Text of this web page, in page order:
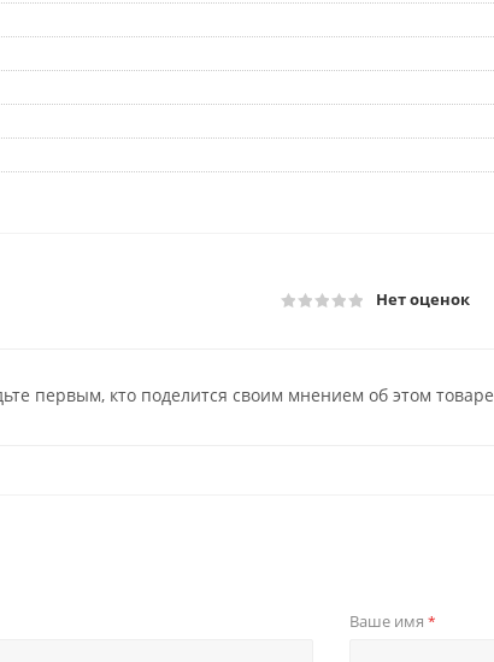
Нет оценок
первым, кто поделится своим мнением об этом товаре
Ваше имя *